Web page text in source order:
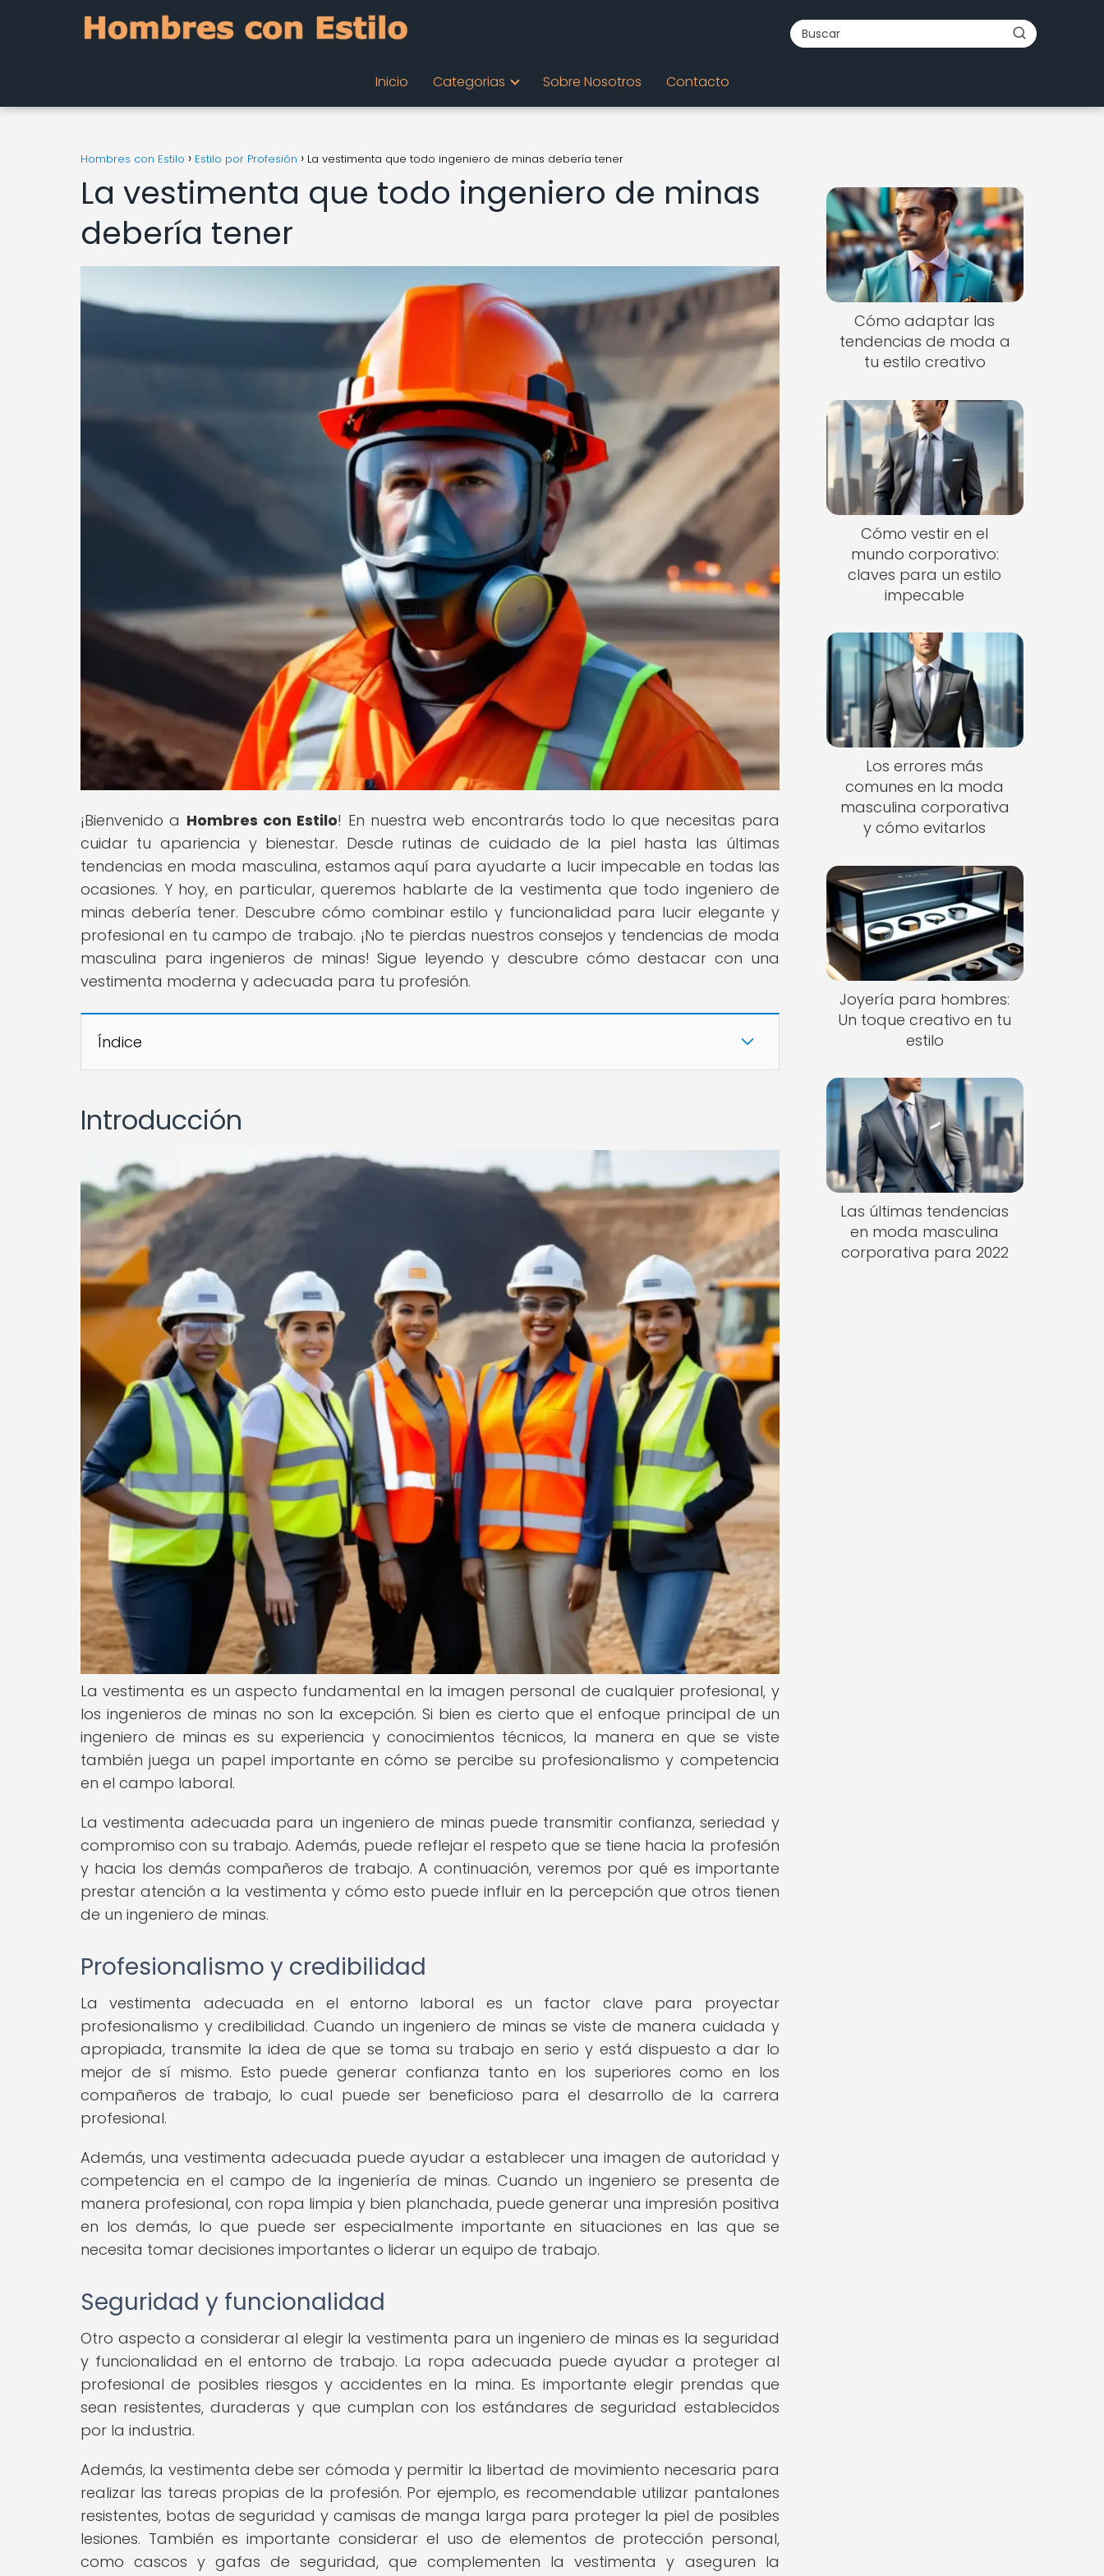
Inicio Categorias Sobre Nosotros Contacto
Hombres con Estilo Estilo por Profesión La vestimenta que todo ingeniero de minas debería tener
La vestimenta que todo ingeniero de minas
debería tener
¡Bienvenido a Hombres con Estilo! En nuestra web encontrarás todo lo que necesitas para
cuidar tu apariencia y bienestar. Desde rutinas de cuidado de la piel hasta las últimas
tendencias en moda masculina, estamos aquí para ayudarte a lucir impecable en todas las
ocasiones. Y hoy, en particular, queremos hablarte de la vestimenta que todo ingeniero de
minas debería tener. Descubre cómo combinar estilo y funcionalidad para lucir elegante y
profesional en tu campo de trabajo. ¡No te pierdas nuestros consejos y tendencias de moda
masculina para ingenieros de minas! Sigue leyendo y descubre cómo destacar con una
vestimenta moderna y adecuada para tu profesión.
Índice
Introducción
La vestimenta es un aspecto fundamental en la imagen personal de cualquier profesional, y
los ingenieros de minas no son la excepción. Si bien es cierto que el enfoque principal de un
ingeniero de minas es su experiencia y conocimientos técnicos, la manera en que se viste
también juega un papel importante en cómo se percibe su profesionalismo y competencia
en el campo laboral.
La vestimenta adecuada para un ingeniero de minas puede transmitir confianza, seriedad y
compromiso con su trabajo. Además, puede reflejar el respeto que se tiene hacia la profesión
y hacia los demás compañeros de trabajo. A continuación, veremos por qué es importante
prestar atención a la vestimenta y cómo esto puede influir en la percepción que otros tienen
de un ingeniero de minas.
Profesionalismo y credibilidad
La vestimenta adecuada en el entorno laboral es un factor clave para proyectar
profesionalismo y credibilidad. Cuando un ingeniero de minas se viste de manera cuidada y
apropiada, transmite la idea de que se toma su trabajo en serio y está dispuesto a dar lo
mejor de sí mismo. Esto puede generar confianza tanto en los superiores como en los
compañeros de trabajo, lo cual puede ser beneficioso para el desarrollo de la carrera
profesional.
Además, una vestimenta adecuada puede ayudar a establecer una imagen de autoridad y
competencia en el campo de la ingeniería de minas. Cuando un ingeniero se presenta de
manera profesional, con ropa limpia y bien planchada, puede generar una impresión positiva
en los demás, lo que puede ser especialmente importante en situaciones en las que se
necesita tomar decisiones importantes o liderar un equipo de trabajo.
Seguridad y funcionalidad
Otro aspecto a considerar al elegir la vestimenta para un ingeniero de minas es la seguridad
y funcionalidad en el entorno de trabajo. La ropa adecuada puede ayudar a proteger al
profesional de posibles riesgos y accidentes en la mina. Es importante elegir prendas que
sean resistentes, duraderas y que cumplan con los estándares de seguridad establecidos
por la industria.
Además, la vestimenta debe ser cómoda y permitir la libertad de movimiento necesaria para
realizar las tareas propias de la profesión. Por ejemplo, es recomendable utilizar pantalones
resistentes, botas de seguridad y camisas de manga larga para proteger la piel de posibles
lesiones. También es importante considerar el uso de elementos de protección personal,
como cascos y gafas de seguridad, que complementen la vestimenta y aseguren la
Cómo adaptar las
tendencias de moda a
tu estilo creativo
Cómo vestir en el
mundo corporativo:
claves para un estilo
impecable
Los errores más
comunes en la moda
masculina corporativa
y cómo evitarlos
Joyería para hombres:
Un toque creativo en tu
estilo
Las últimas tendencias
en moda masculina
corporativa para 2022